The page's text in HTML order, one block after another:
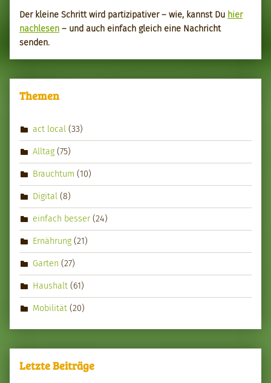
Der kleine Schritt wird par­tizipa­tiv­er – wie, kannst Du hier
nach­le­sen – und auch ein­fach gle­ich eine Nachricht
senden.
Themen
act local (33)
Alltag (75)
Brauchtum (10)
Digital (8)
einfach besser(24)
Ernährung (21)
Garten (27)
Haushalt (61)
Mobilität (20)
Letzte Beiträge